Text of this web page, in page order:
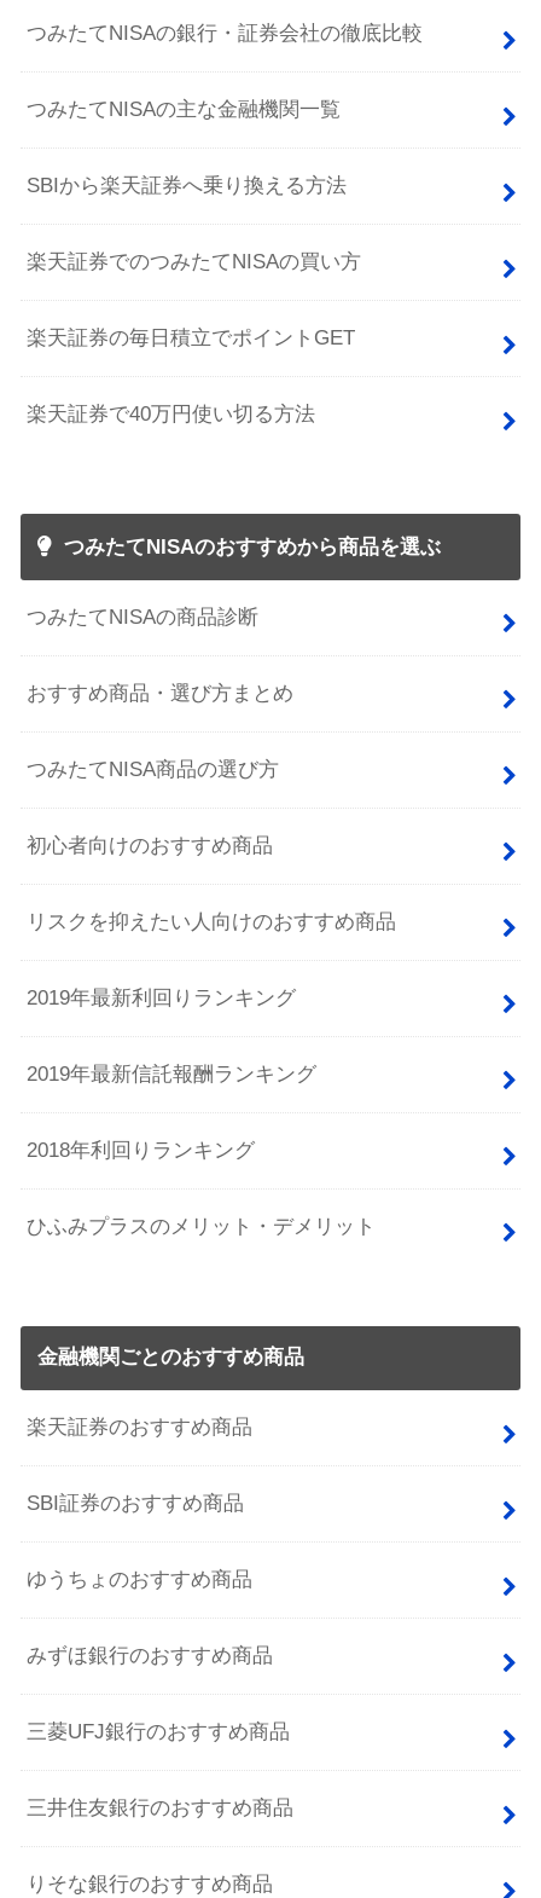
つみたてNISAの銀行・証券会社の徹底比較
つみたてNISAの主な金融機関一覧
SBIから楽天証券へ乗り換える方法
楽天証券でのつみたてNISAの買い方
楽天証券の毎日積立でポイントGET
楽天証券で40万円使い切る方法
つみたてNISAのおすすめから商品を選ぶ
つみたてNISAの商品診断
おすすめ商品・選び方まとめ
つみたてNISA商品の選び方
初心者向けのおすすめ商品
リスクを抑えたい人向けのおすすめ商品
2019年最新利回りランキング
2019年最新信託報酬ランキング
2018年利回りランキング
ひふみプラスのメリット・デメリット
金融機関ごとのおすすめ商品
楽天証券のおすすめ商品
SBI証券のおすすめ商品
ゆうちょのおすすめ商品
みずほ銀行のおすすめ商品
三菱UFJ銀行のおすすめ商品
三井住友銀行のおすすめ商品
りそな銀行のおすすめ商品